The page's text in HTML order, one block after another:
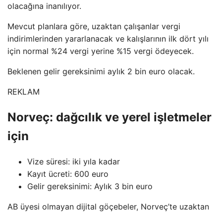
olacağına inanılıyor.
Mevcut planlara göre, uzaktan çalışanlar vergi
indirimlerinden yararlanacak ve kalışlarının ilk dört yılı
için normal %24 vergi yerine %15 vergi ödeyecek.
Beklenen gelir gereksinimi aylık 2 bin euro olacak.
REKLAM
Norveç: dağcılık ve yerel işletmeler
için
Vize süresi: iki yıla kadar
Kayıt ücreti: 600 euro
Gelir gereksinimi: Aylık 3 bin euro
AB üyesi olmayan dijital göçebeler, Norveç’te uzaktan